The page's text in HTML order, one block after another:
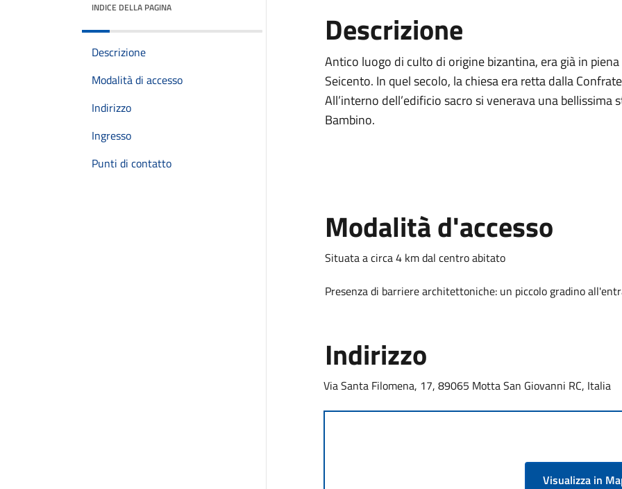
INDICE DELLA PAGINA
Descrizione
Modalità di accesso
Indirizzo
Ingresso
Punti di contatto
Descrizione
Antico luogo di culto di origine bizantina, era già in
Seicento. In quel secolo, la chiesa era retta dalla
All’interno dell’edificio sacro si venerava una
Bambino.
Modalità d'accesso
Situata a circa 4 km dal centro abitato
Presenza di barriere architettoniche: un piccolo gradino
Indirizzo
Via Santa Filomena, 17, 89065 Motta San Giovanni RC, Italia
Visualizza in